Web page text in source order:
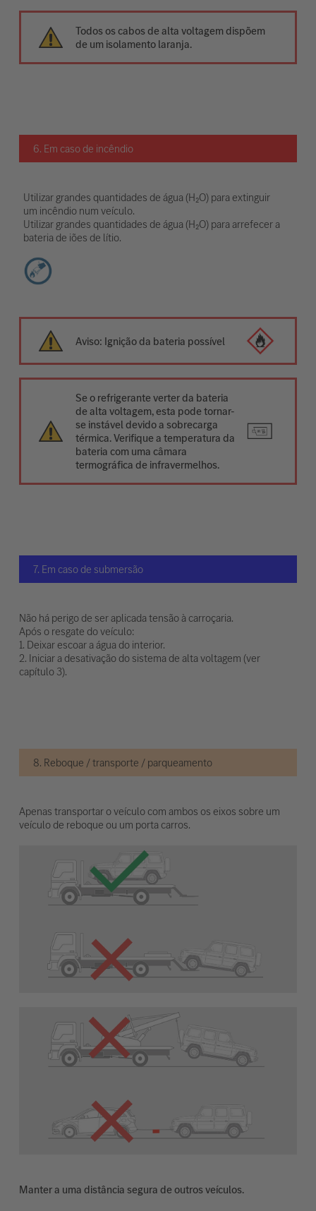
Todos os cabos de alta voltagem dispõem
de um isolamento laranja.
6. Em caso de incêndio
Utilizar grandes quantidades de água (H₂O) para extinguir
um incêndio num veículo.
Utilizar grandes quantidades de água (H₂O) para arrefecer a
bateria de iões de lítio.
Aviso: Ignição da bateria possível
Se o refrigerante verter da bateria
de alta voltagem, esta pode tornar-
se instável devido a sobrecarga
térmica. Verifique a temperatura da
bateria com uma câmara
termográfica de infravermelhos.
7. Em caso de submersão
Não há perigo de ser aplicada tensão à carroçaria.
Após o resgate do veículo:
1. Deixar escoar a água do interior.
2. Iniciar a desativação do sistema de alta voltagem (ver
capítulo 3).
8. Reboque / transporte / parqueamento
Apenas transportar o veículo com ambos os eixos sobre um
veículo de reboque ou um porta carros.
Manter a uma distância segura de outros veículos.